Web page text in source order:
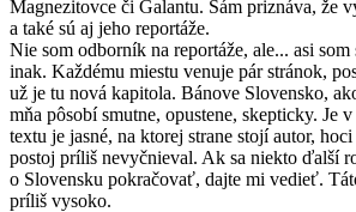
Magnezitovce či Galantu. Sám priznáva, že
a také sú aj jeho reportáže.
Nie som odborník na reportáže, ale... asi som
inak. Každému miestu venuje pár stránok,
už je tu nová kapitola. Bánove Slovensko,
mňa pôsobí smutne, opustene, skepticky. Je
textu je jasné, na ktorej strane stojí autor,
postoj príliš nevyčnieval. Ak sa niekto ďalší
o Slovensku pokračovať, dajte mi vedieť.
príliš vysoko.